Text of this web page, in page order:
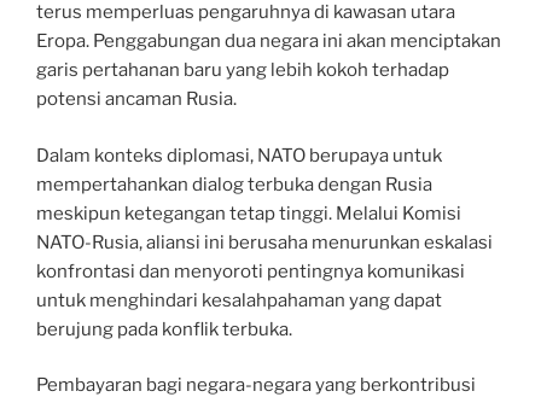
terus memperluas pengaruhnya di kawasan utara
Eropa. Penggabungan dua negara ini akan menciptakan
garis pertahanan baru yang lebih kokoh terhadap
potensi ancaman Rusia.
Dalam konteks diplomasi, NATO berupaya untuk
mempertahankan dialog terbuka dengan Rusia
meskipun ketegangan tetap tinggi. Melalui Komisi
NATO-Rusia, aliansi ini berusaha menurunkan eskalasi
konfrontasi dan menyoroti pentingnya komunikasi
untuk menghindari kesalahpahaman yang dapat
berujung pada konflik terbuka.
Pembayaran bagi negara-negara yang berkontribusi